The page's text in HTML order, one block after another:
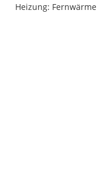
Heizung: Fernwärme